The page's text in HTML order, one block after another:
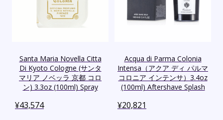
Santa Maria Novella Citta
Di Kyoto Cologne (サンタ
マリア ノベッラ 京都 コロ
ン) 3.3oz (100ml) Spray
¥43,574
Acqua di Parma Colonia
Intensa（アクア ディ パルマ
コロニア インテンサ）3.4oz
(100ml) Aftershave Splash
¥20,821